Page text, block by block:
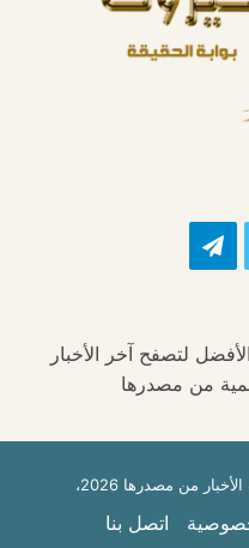
تويتر تيلقرام
لتصفح آخر الأخبار
من مصدرها
من مصدرها 2026،
اتصل بنا